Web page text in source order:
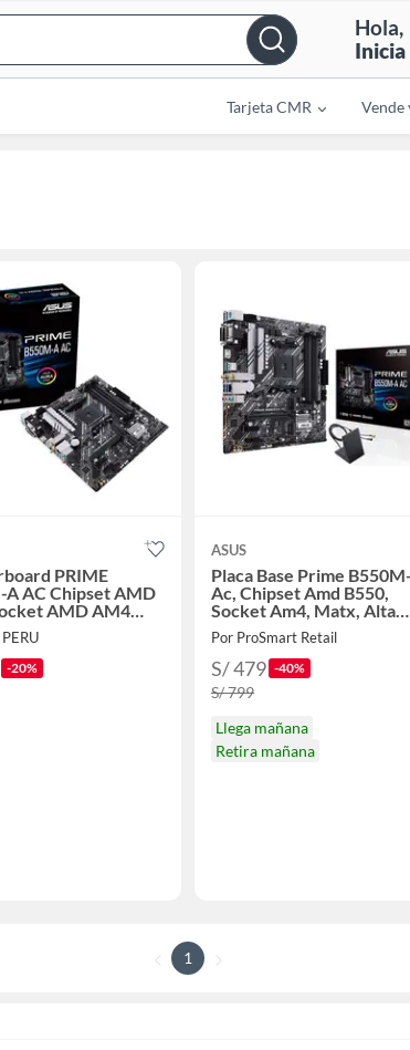
Bar
Hola,
Inicia
Tarjeta CMR Vende
PRIME
A AC Chipset AMD
AMD AM4
-20%
ASUS
Placa Base Prime
Ac, Chipset Amd B550,
Socket Am4, Matx, Alta
Rendimiento Y C
Por ProSmart Retail
S/ 479 -40%
S/ 799
Llega mañana
Retira mañana
1